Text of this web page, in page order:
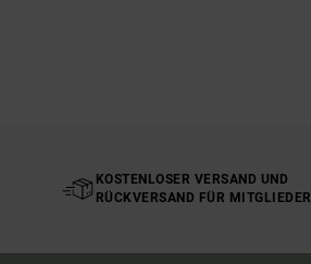
KOSTENLOSER VERSAND UND
RÜCKVERSAND FÜR MITGLIEDER